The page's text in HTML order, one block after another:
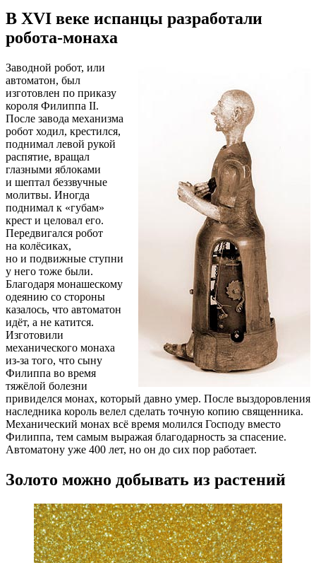
В XVI веке испанцы разработали
робота-монаха
Заводной робот, или
автоматон, был
изготовлен по приказу
короля Филиппа II.
После завода механизма
робот ходил, крестился,
поднимал левой рукой
распятие, вращал
глазными яблоками
и шептал беззвучные
молитвы. Иногда
поднимал к «губам»
крест и целовал его.
Передвигался робот
на колёсиках,
но и подвижные ступни
у него тоже были.
Благодаря монашескому
одеянию со стороны
казалось, что автоматон
идёт, а не катится.
Изготовили
механического монаха
из-за того, что сыну
Филиппа во время
тяжёлой болезни
привиделся монах, который давно умер. После выздоровления
наследника король велел сделать точную копию священника.
Механический монах всё время молился Господу вместо
Филиппа, тем самым выражая благодарность за спасение.
Автоматону уже 400 лет, но он до сих пор работает.
Золото можно добывать из растений